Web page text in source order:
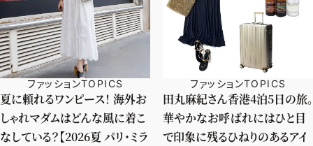
ファッションTOPICS
夏に頼れるワンピース！ 海外お
しゃれマダムはどんな風に着こ
なしている？【2026夏 パリ・ミラ
ファッションTOPICS
田丸麻紀さん香港4泊5日の旅。
華やかなお呼ばれにはひと目
で印象に残るひねりのあるアイ